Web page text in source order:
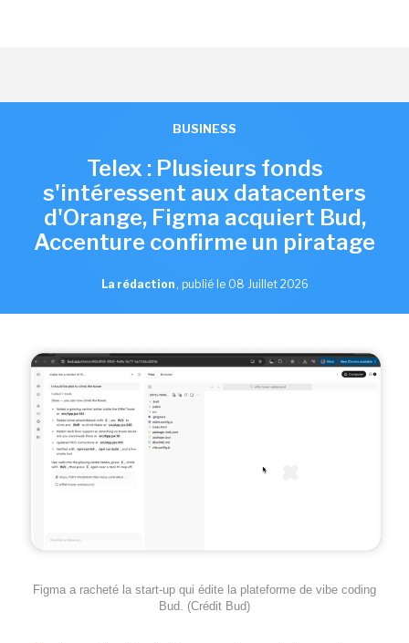
BUSINESS
Telex : Plusieurs fonds
s'intéressent aux datacenters
d'Orange, Figma acquiert Bud,
Accenture confirme un piratage
La rédaction , publié le 08 Juillet 2026
Figma a racheté la start-up qui édite la plateforme de vibe coding
Bud. (Crédit Bud)